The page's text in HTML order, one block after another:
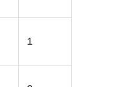
1